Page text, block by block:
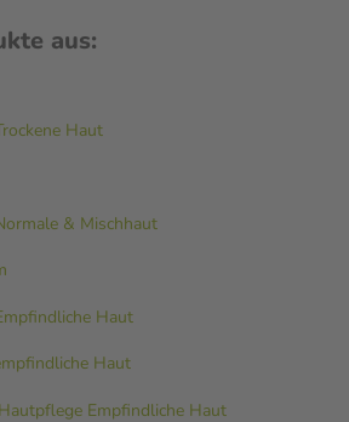
aus:
Haut
& Mischhaut
Haut
Haut
Empfindliche Haut